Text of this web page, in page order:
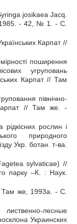
josikaea Jacq.
1985. - 42, № 1. - С.
Карпат //
поширення
угруповань
Карпат // Там
північно-
Карпат // Там же. -
рідкісних рослин і
природного
Укр. ботан. т-ва.
sylvaticae) //
парку –К. : Наук.
Там же, 1993а. - С.
лесные
Украинских